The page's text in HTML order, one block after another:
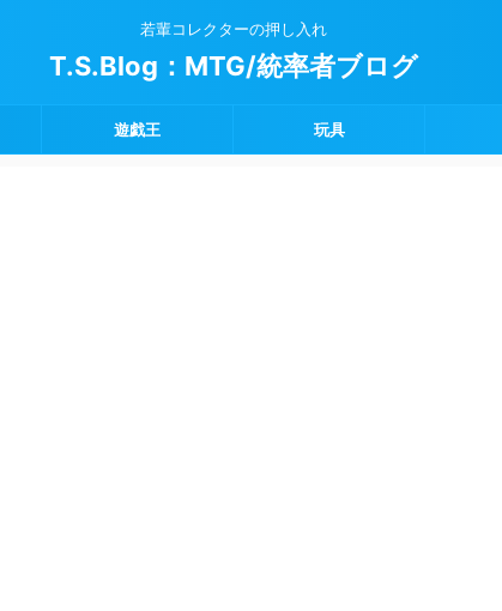
若輩コレクターの押し入れ
T.S.Blog：MTG/統率者ブログ
遊戯王 玩具